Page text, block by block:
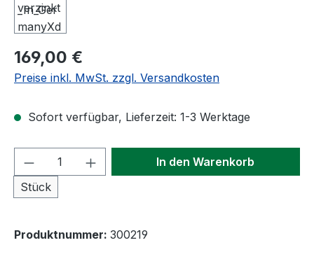
Regulärer Preis:
169,00 €
Preise inkl. MwSt. zzgl. Versandkosten
Sofort verfügbar, Lieferzeit: 1-3 Werktage
Produkt Anzahl: Gib den
Stück
In den Warenkorb
Produktnummer: 300219